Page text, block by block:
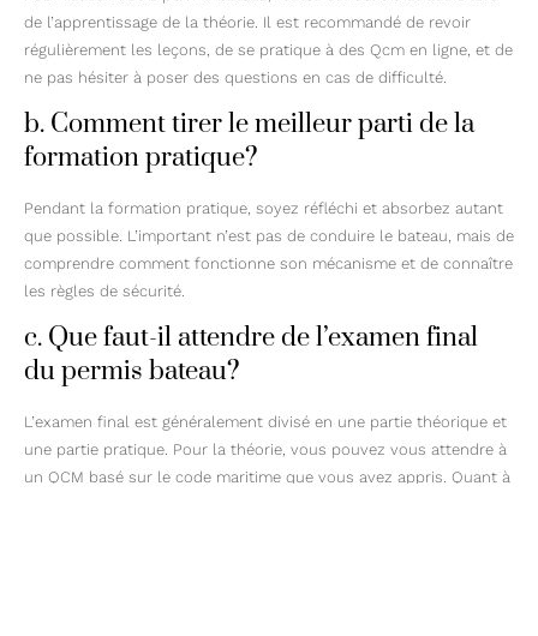
de l’apprentissage de la théorie. Il est recommandé de revoir
régulièrement les leçons, de se pratique à des Qcm en ligne, et de
ne pas hésiter à poser des questions en cas de difficulté.
b. Comment tirer le meilleur parti de la
formation pratique?
Pendant la formation pratique, soyez réfléchi et absorbez autant
que possible. L’important n’est pas de conduire le bateau, mais de
comprendre comment fonctionne son mécanisme et de connaître
les règles de sécurité.
c. Que faut-il attendre de l’examen final
du permis bateau?
L’examen final est généralement divisé en une partie théorique et
une partie pratique. Pour la théorie, vous pouvez vous attendre à
un QCM basé sur le code maritime que vous avez appris. Quant à